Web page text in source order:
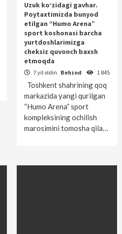
Uzuk ko‘zidagi gavhar.
Poytaxtimizda bunyod
etilgan “Humo Arena”
sport koshonasi barcha
yurtdoshlarimizga
cheksiz quvonch baxsh
etmoqda
7 yil oldin Behzod 1 845
Toshkent shahrining qoq
markazida yangi qurilgan
“Humo Arena” sport
kompleksining ochilish
marosimini tomosha qila…